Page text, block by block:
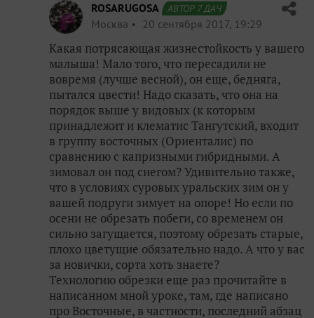
ROSARUGOSA АВТОР 7 ДАЧ
Москва 20 сентября 2017, 19:29
Какая потрясающая жизнестойкость у вашего
малыша! Мало того, что пересадили не
вовремя (лучше весной), он еще, бедняга,
пытался цвести! Надо сказать, что она на
порядок выше у видовых (к которым
принадлежит и клематис Тангутский, входит
в группу восточных (Ориенталис) по
сравнению с капризными гибридными. А
зимовал он под снегом? Удивительно также,
что в условиях суровых уральских зим он у
вашей подруги зимует на опоре! Но если по
осени не обрезать побеги, со временем он
сильно загущается, поэтому обрезать старые,
плохо цветущие обязательно надо. А что у вас
за новички, сорта хоть знаете?
Технологию обрезки еще раз прочитайте в
написанном мной уроке, там, где написано
про Восточные, в частности, последний абзац